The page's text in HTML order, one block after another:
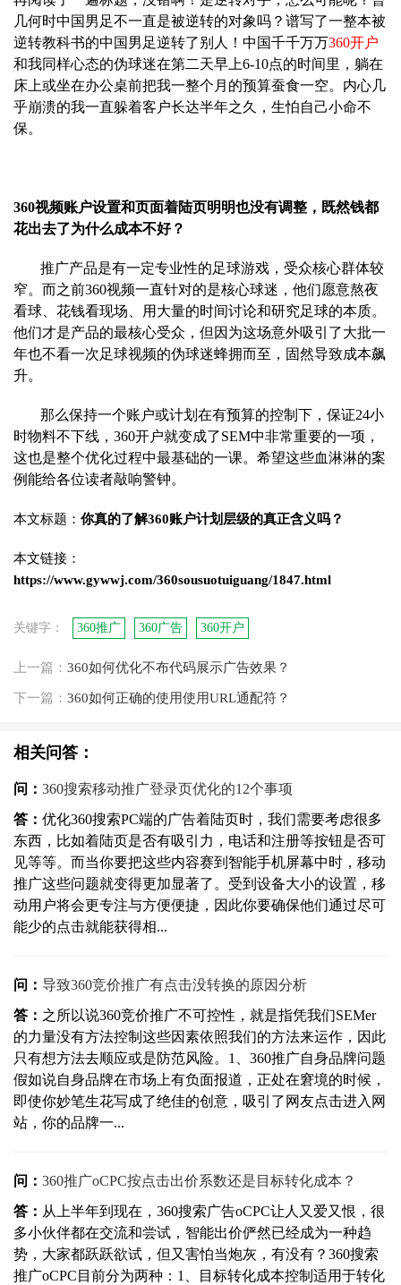
几何时中国男足不一直是被逆转的对象吗？谱写了一整本被
逆转教科书的中国男足逆转了别人！中国千千万万360开户
和我同样心态的伪球迷在第二天早上6-10点的时间里，躺在
床上或坐在办公桌前把我一整个月的预算蚕食一空。内心几
乎崩溃的我一直躲着客户长达半年之久，生怕自己小命不
保。
360视频账户设置和页面着陆页明明也没有调整，既然钱都
花出去了为什么成本不好？
推广产品是有一定专业性的足球游戏，受众核心群体较
窄。而之前360视频一直针对的是核心球迷，他们愿意熬夜
看球、花钱看现场、用大量的时间讨论和研究足球的本质。
他们才是产品的最核心受众，但因 为这场意外吸引了大批一
年也不看一次足球视频的伪球迷蜂拥而至，固然导致成本飙
升。
那么保持一个账户或计划在有预算的控制下，保证24小
时物料不下线，360开户就变成了SEM中非常重要的一项，
这也是整个优化过程中最基础的一课。希望这些血淋淋的案
例能给各位读者敲响警钟。
本文标题： 你真的了解360账户计划层级的真正含义吗？
本文链接：
https://www.gywwj.com/360sousuotuiguang/1847.html
关键字： 360推广 360广告 360开户
上一篇： 360如何优化不布代码展示广告效果？
下一篇： 360如何正确的使用使用URL通配符？
相关问答：
问： 360搜索移动推广登录页优化的12个事项
答： 优化360搜索PC端的广告着陆页时，我们需要考虑很多
东西，比如着陆页是否有吸引力，电话和注册等按钮是否可
见等等。而当你要把这些内容赛到智能手机屏幕中时，移动
推广这些问题就变得更加显著了。受到设备大小的设置，移
动用户将会更专注与方便便捷，因此你要确保他们通过尽可
能少的点击就能获得相...
问： 导致360竞价推广有点击没转换的原因分析
答： 之所以说360竞价推广不可控性，就是指凭我们SEMer
的力量没有方法控制这些因素依照我们的方法来运作，因此
只有想方法去顺应或是防范风险。1、360推广自身品牌问题
假如说自身品牌在市场上有负面报道，正处在窘境的时候，
即使你妙笔生花写成了绝佳的创意，吸引了网友点击进入网
站，你的品牌一...
问： 360推广oCPC按点击出价系数还是目标转化成本？
答： 从上半年到现在，360搜索广告oCPC让人又爱又恨，很
多小伙伴都在交流和尝试，智能出价俨然已经成为一种趋
势，大家都跃跃欲试，但又害怕当炮灰，有没有？360搜索
推广oCPC目前分为两种：1、目标转化成本控制适用于转化